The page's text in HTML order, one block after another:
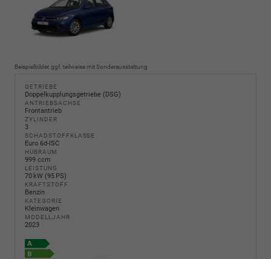
Beispielbilder, ggf. teilweise mit Sonderausstattung
GETRIEBE
Doppelkupplungsgetriebe (DSG)
ANTRIEBSACHSE
Frontantrieb
ZYLINDER
3
SCHADSTOFFKLASSE
Euro 6d-ISC
HUBRAUM
999 ccm
LEISTUNG
70 kW (95 PS)
KRAFTSTOFF
Benzin
KATEGORIE
Kleinwagen
MODELLJAHR
2023